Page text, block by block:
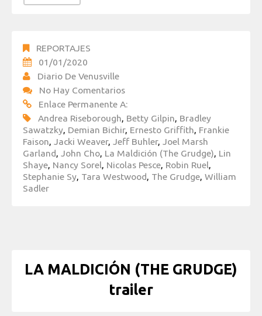
REPORTAJES
01/01/2020
Diario De Venusville
No Hay Comentarios
Enlace Permanente A:
Andrea Riseborough, Betty Gilpin, Bradley
Sawatzky, Demian Bichir, Ernesto Griffith, Frankie
Faison, Jacki Weaver, Jeff Buhler, Joel Marsh
Garland, John Cho, La Maldición (The Grudge), Lin
Shaye, Nancy Sorel, Nicolas Pesce, Robin Ruel,
Stephanie Sy, Tara Westwood, The Grudge, William
Sadler
LA MALDICIÓN (THE GRUDGE)
trailer